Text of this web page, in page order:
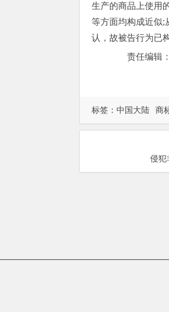
生产的商品上使用
等方面均构成近似;
认，故被告行为已
责任编辑：
标签：中国大陆 商
侵犯